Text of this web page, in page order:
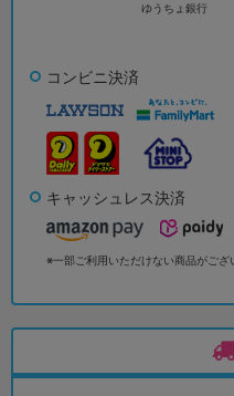
ゆうちょ銀行
コンビニ決済
キャッシュレス決済
※一部ご利用いただけない商品がござ